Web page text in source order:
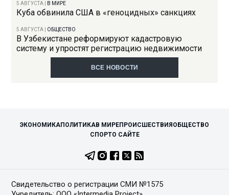
5 АВГУСТА В МИРЕ
Куба обвинила США в «геноцидных» санкциях
5 АВГУСТА ОБЩЕСТВО
В Узбекистане реформируют кадастровую
систему и упростят регистрацию недвижимости
ВСЕ НОВОСТИ
ЭКОНОМИКАПОЛИТИКАВ МИРЕПРОИСШЕСТВИЯ ОБЩЕСТВО
СПОРТО САЙТЕ
Свидетельство о регистрации СМИ №1575